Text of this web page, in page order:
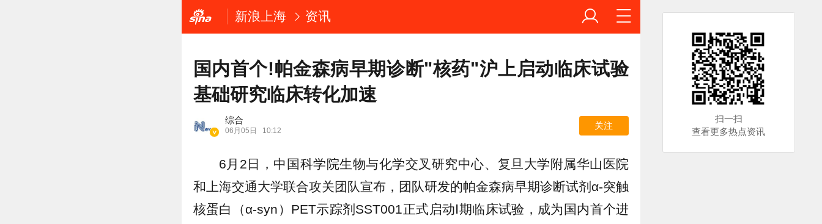
新浪上海 资讯
国内首个!帕金森病早期诊断"核药"沪上启动临床试验
基础研究临床转化加速
综合
06月05日 10:12
关注
6月2日，中国科学院生物与化学交叉研究中心、复旦大学附属华山医院
和上海交通大学联合攻关团队宣布，团队研发的帕金森病早期诊断试剂α-突触
核蛋白（α-syn）PET示踪剂SST001正式启动Ⅰ期临床试验，成为国内首个进
扫一扫
查看更多热点资讯